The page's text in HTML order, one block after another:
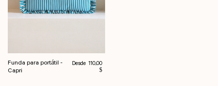
Funda para portátil -
Capri
Precio habitual
Desde 110,00
$